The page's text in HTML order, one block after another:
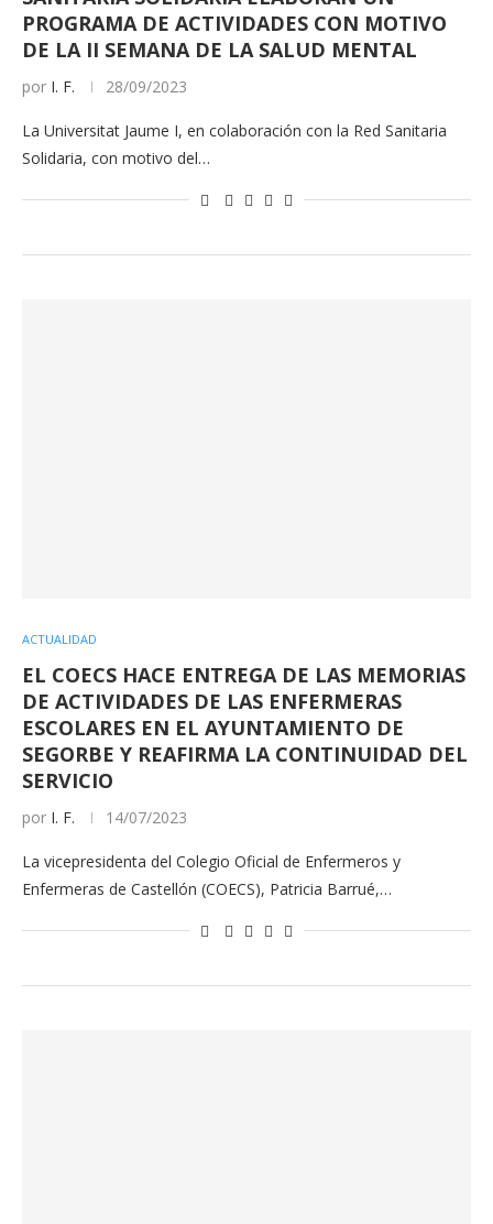
PROGRAMA DE ACTIVIDADES CON MOTIVO
DE LA II SEMANA DE LA SALUD MENTAL
por I. F. 28/09/2023
La Universitat Jaume I, en colaboración con la Red Sanitaria
Solidaria, con motivo del…
ACTUALIDAD
EL COECS HACE ENTREGA DE LAS MEMORIAS
DE ACTIVIDADES DE LAS ENFERMERAS
ESCOLARES EN EL AYUNTAMIENTO DE
SEGORBE Y REAFIRMA LA CONTINUIDAD DEL
SERVICIO
por I. F. 14/07/2023
La vicepresidenta del Colegio Oficial de Enfermeros y
Enfermeras de Castellón (COECS), Patricia Barrué,…